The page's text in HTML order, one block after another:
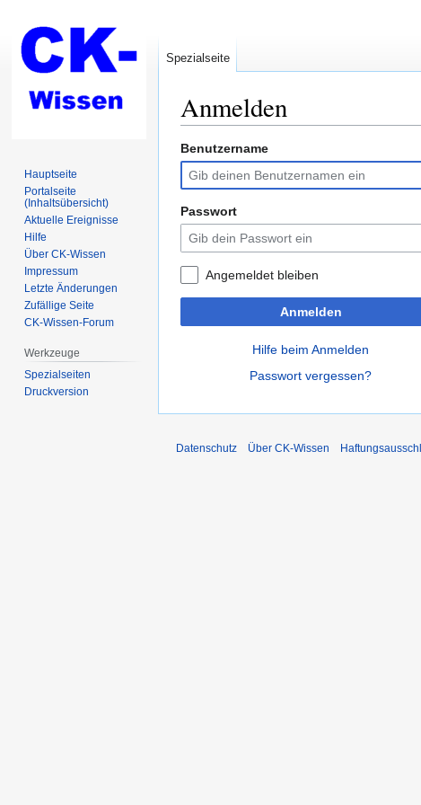
Anmelden
Zur
Navigation
springen
Zur
Suche
springen
Benutzername
Passwort
Angemeldet bleiben
Anmelden
Hilfe beim Anmelden
Passwort vergessen?
Spezialseite
Hauptseite
Portalseite
(Inhaltsübersicht)
Aktuelle Ereignisse
Hilfe
Über CK-Wissen
Impressum
Letzte Änderungen
Zufällige Seite
CK-Wissen-Forum
Werkzeuge
Spezialseiten
Druckversion
Datenschutz Über CK-Wissen